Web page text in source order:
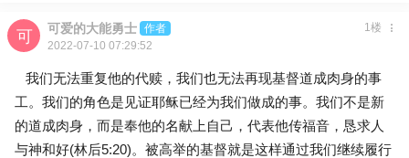
可爱的大能勇士 作者
2022-07-10 07:29:52
1楼
我们无法重复他的代赎，我们也无法再现基督道成肉身的事
工。我们的角色是见证耶稣已经为我们做成的事。我们不是新
的道成肉身，而是奉他的名献上自己，代表他传福音，恳求人
与神和好(林后5:20)。被高举的基督就是这样通过我们继续履行